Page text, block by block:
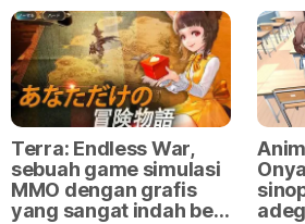
Terra: Endless War,
sebuah game simulasi
MMO dengan grafis
yang sangat indah be…